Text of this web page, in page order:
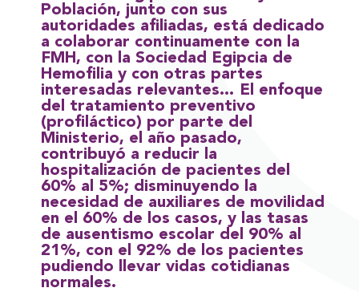
Población, junto con sus
autoridades afiliadas, está dedicado
a colaborar continuamente con la
FMH, con la Sociedad Egipcia de
Hemofilia y con otras partes
interesadas relevantes… El enfoque
del tratamiento preventivo
(profiláctico) por parte del
Ministerio, el año pasado,
contribuyó a reducir la
hospitalización de pacientes del
60% al 5%; disminuyendo la
necesidad de auxiliares de movilidad
en el 60% de los casos, y las tasas
de ausentismo escolar del 90% al
21%, con el 92% de los pacientes
pudiendo llevar vidas cotidianas
normales.